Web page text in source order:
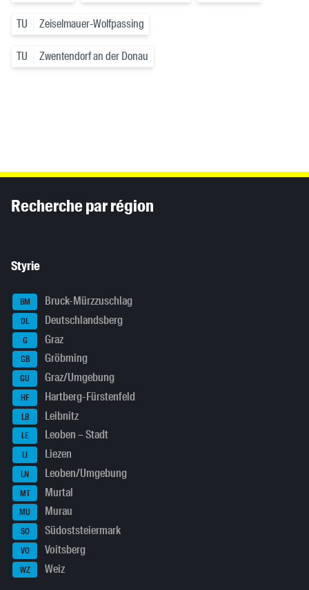
TU Zeiselmauer-Wolfpassing
TU Zwentendorf an der Donau
Recherche par région
Styrie
BM Bruck-Mürzzuschlag
DL Deutschlandsberg
G Graz
GB Gröbming
GU Graz/Umgebung
HF Hartberg-Fürstenfeld
LB Leibnitz
LE Leoben – Stadt
LI Liezen
LN Leoben/Umgebung
MT Murtal
MU Murau
SO Südoststeiermark
VO Voitsberg
WZ Weiz